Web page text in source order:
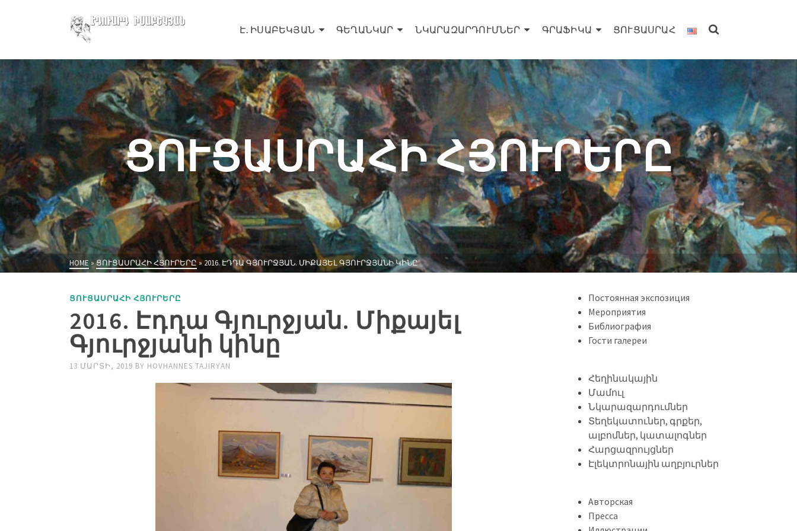
Է․ ԻՍԱԲԵԿՅԱՆ ԳԵՂԱՆԿԱՐ ՆԿԱՐԱԶԱՐԴՈՒՄՆԵՐ ԳՐԱՖԻԿԱ ՑՈՒՑԱՍՐԱՀ
ՑՈՒՑԱՍՐԱՀԻ ՀՅՈՒՐԵՐԸ
HOME »ՑՈՒՑԱՍՐԱՀԻ ՀՅՈՒՐԵՐԸ » 2016. ԷԴԴԱ ԳՅՈՒՐՋՅԱՆ. ՄԻՔԱՅԵԼ ԳՅՈՒՐՋՅԱՆԻ ԿԻՆԸ
ՑՈՒՑԱՍՐԱՀԻ ՀՅՈՒՐԵՐԸ
2016. Էդդա Գյուրջյան. Միքայել
Գյուրջյանի կինը
13 ՄԱՐՏԻ, 2019 BY HOVHANNES TAJIRYAN
Постоянная экспозиция
Мероприятия
Библиография
Гости галереи
Հեղինակային
Մամուլ
Նկարազարդումներ
Տեղեկատուներ, գրքեր,
ալբոմներ, կատալոգներ
Հարցազրույցներ
Էլեկտրոնային աղբյուրներ
Авторская
Пресса